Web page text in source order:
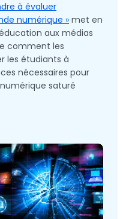
à évaluer
numérique » met en
aux médias
comment les
les étudiants à
nécessaires pour
saturé